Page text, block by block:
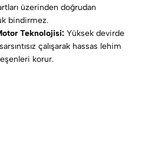
üzerinden doğrudan
bindirmez.
Teknolojisi: Yüksek devirde
çalışarak hassas lehim
korur.
eski arızalı fanı yerinden
tanır.